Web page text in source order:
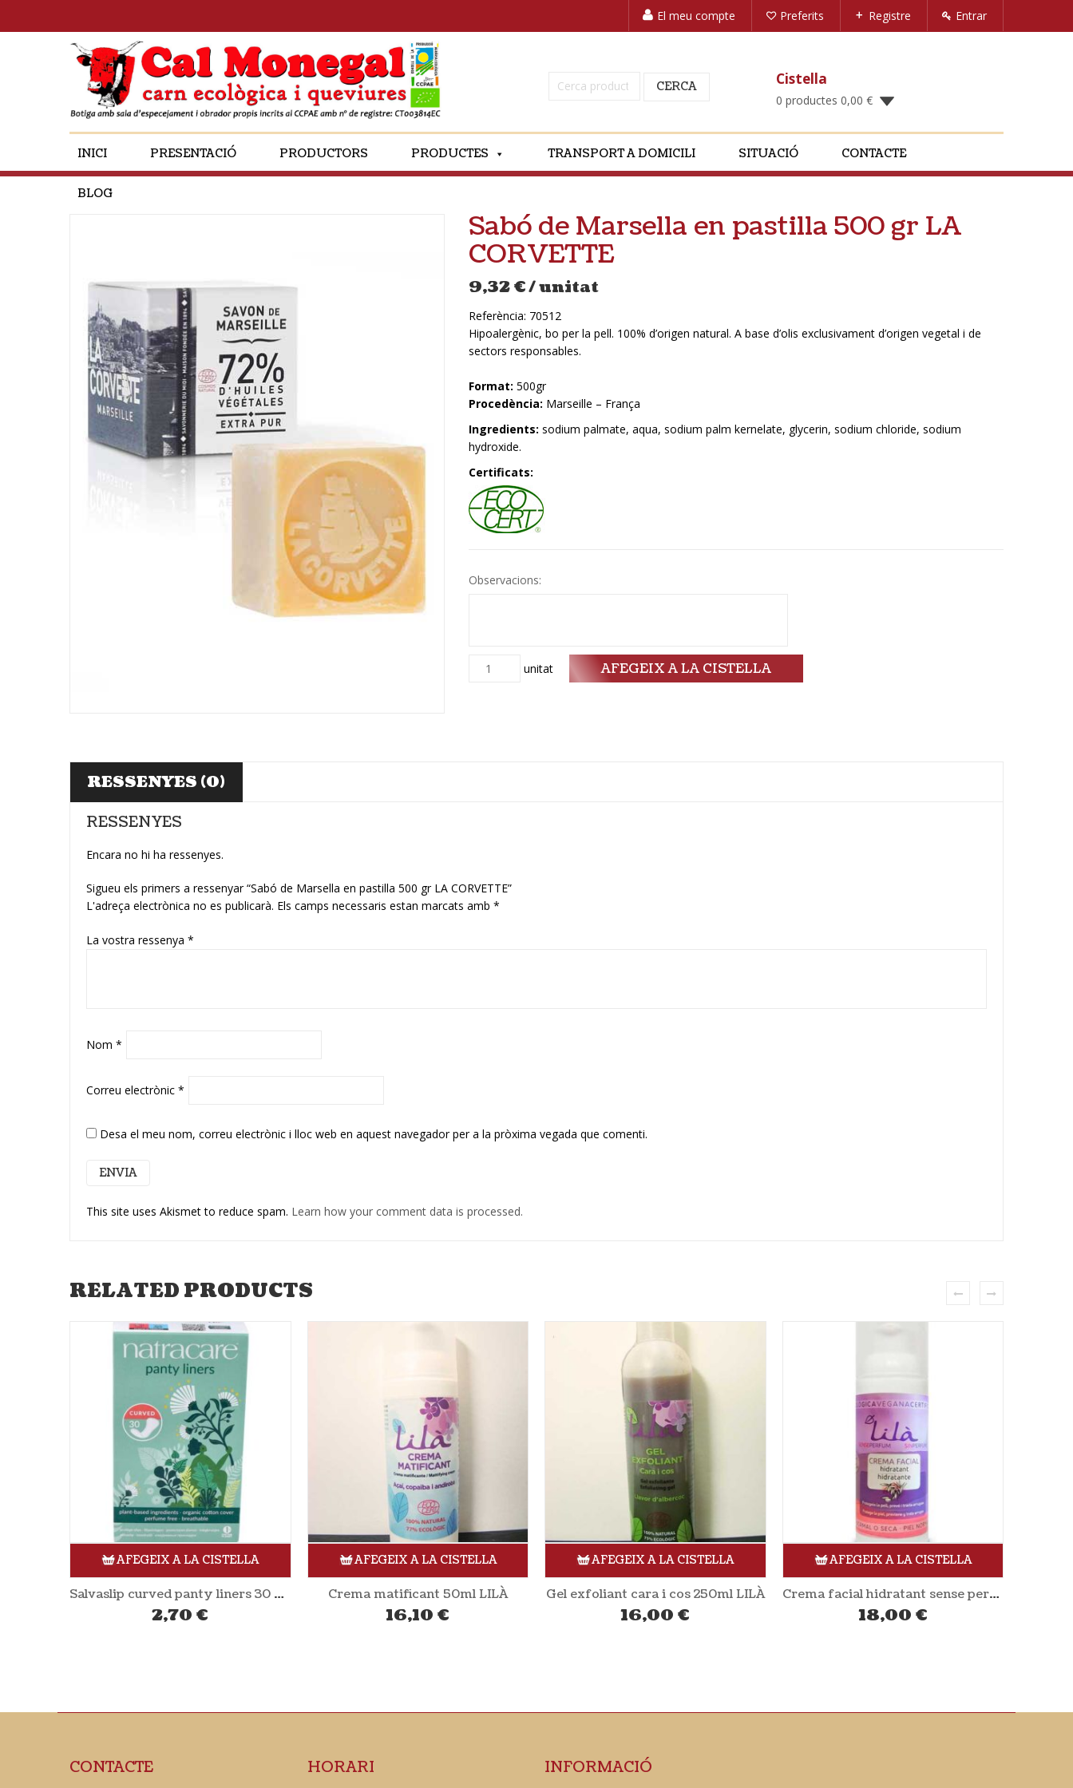
El meu compte Preferits Registre Entrar
Cerca: CERCA Cistella
0 productes 0,00 €
INICI PRESENTACIÓ PRODUCTORS PRODUCTES TRANSPORT A DOMICILI SITUACIÓ CONTACTE
BLOG
Sabó de Marsella en pastilla 500 gr LA
CORVETTE
9,32€/ unitat
Referència: 70512
Hipoalergènic, bo per la pell. 100% d’origen natural. A base d’olis exclusivament d’origen vegetal i de
sectors responsables.
Format: 500gr
Procedència: Marseille – França
Ingredients: sodium palmate, aqua, sodium palm kernelate, glycerin, sodium chloride, sodium
hydroxide.
Certificats:
Observacions:
Quantitat unitat AFEGEIX A LA CISTELLA
RESSENYES (0)
RESSENYES
Encara no hi ha ressenyes.
Sigueu els primers a ressenyar “Sabó de Marsella en pastilla 500 gr LA CORVETTE”
L'adreça electrònica no es publicarà. Els camps necessaris estan marcats amb *
La vostra ressenya *
Nom *
Correu electrònic *
Desa el meu nom, correu electrònic i lloc web en aquest navegador per a la pròxima vegada que comenti.
This site uses Akismet to reduce spam. Learn how your comment data is processed.
RELATED PRODUCTS
AFEGEIX A LA CISTELLA
Crema matificant 50ml LILÀ
16,10€
AFEGEIX A LA CISTELLA
Gel exfoliant cara i cos 250ml LILÀ
16,00€
AFEGEIX A LA CISTELLA
Crema facial hidratant sense perfum 50ml LILÀ
18,00 €
AFEGEIX A LA CISTELLA
Dentífric biodent vital 75 ml TERRA NATURA
4,64€
CONTACTE HORARI INFORMACIÓ